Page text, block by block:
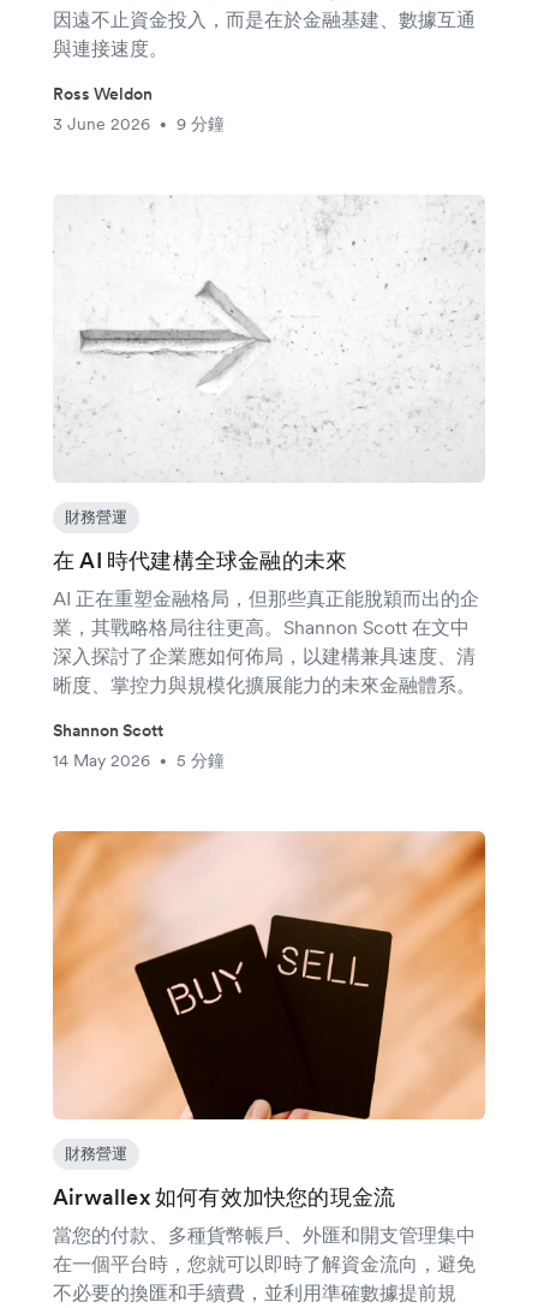
因遠不止資金投入，而是在於金融基建、數據互通
與連接速度。
Ross Weldon
3 June 2026
• 9 分鐘
財務營運
在 AI 時代建構全球金融的未來
AI 正在重塑金融格局，但那些真正能脫穎而出的企
業，其戰略格局往往更高。Shannon Scott 在文中
深入探討了企業應如何佈局，以建構兼具速度、清
晰度、掌控力與規模化擴展能力的未來金融體系。
Shannon Scott
14 May 2026
• 5 分鐘
財務營運
Airwallex 如何有效加快您的現金流
當您的付款、多種貨幣帳戶、外匯和開支管理集中
在一個平台時，您就可以即時了解資金流向，避免
不必要的換匯和手續費，並利用準確數據提前規